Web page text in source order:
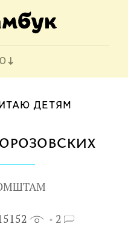
ДЕТЯМ
2